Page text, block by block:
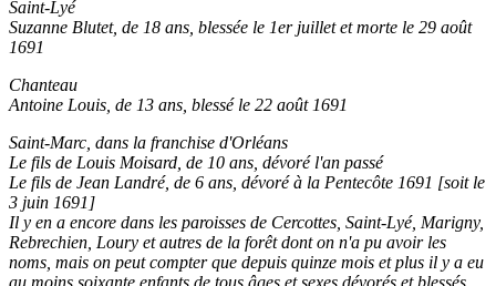
Saint-Lyé
Suzanne Blutet, de 18 ans, blessée le 1er juillet et morte le 29 août
1691
Chanteau
Antoine Louis, de 13 ans, blessé le 22 août 1691
Saint-Marc, dans la franchise d'Orléans
Le fils de Louis Moisard, de 10 ans, dévoré l'an passé
Le fils de Jean Landré, de 6 ans, dévoré à la Pentecôte 1691 [soit le
3 juin 1691]
Il y en a encore dans les paroisses de Cercottes, Saint-Lyé, Marigny,
Rebrechien, Loury et autres de la forêt dont on n'a pu avoir les
noms, mais on peut compter que depuis quinze mois et plus il y a eu
au moins soixante enfants de tous âges et sexes dévorés et blessés